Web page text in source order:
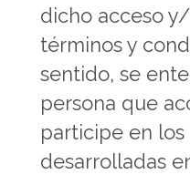
dicho acceso
términos y
sentido, se
persona que
participe en
desarrolladas